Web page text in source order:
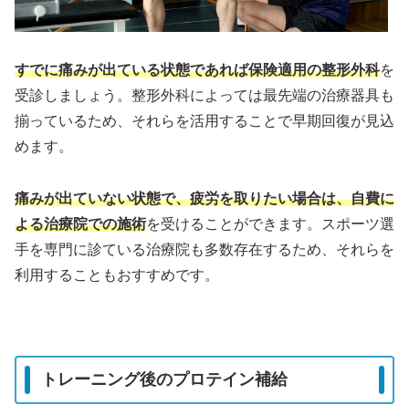
すでに痛みが出ている状態であれば保険適用の整形外科を
受診しましょう。整形外科によっては最先端の治療器具も
揃っているため、それらを活用することで早期回復が見込
めます。
痛みが出ていない状態で、疲労を取りたい場合は、自費に
よる治療院での施術を受けることができます。スポーツ選
手を専門に診ている治療院も多数存在するため、それらを
利用することもおすすめです。
トレーニング後のプロテイン補給